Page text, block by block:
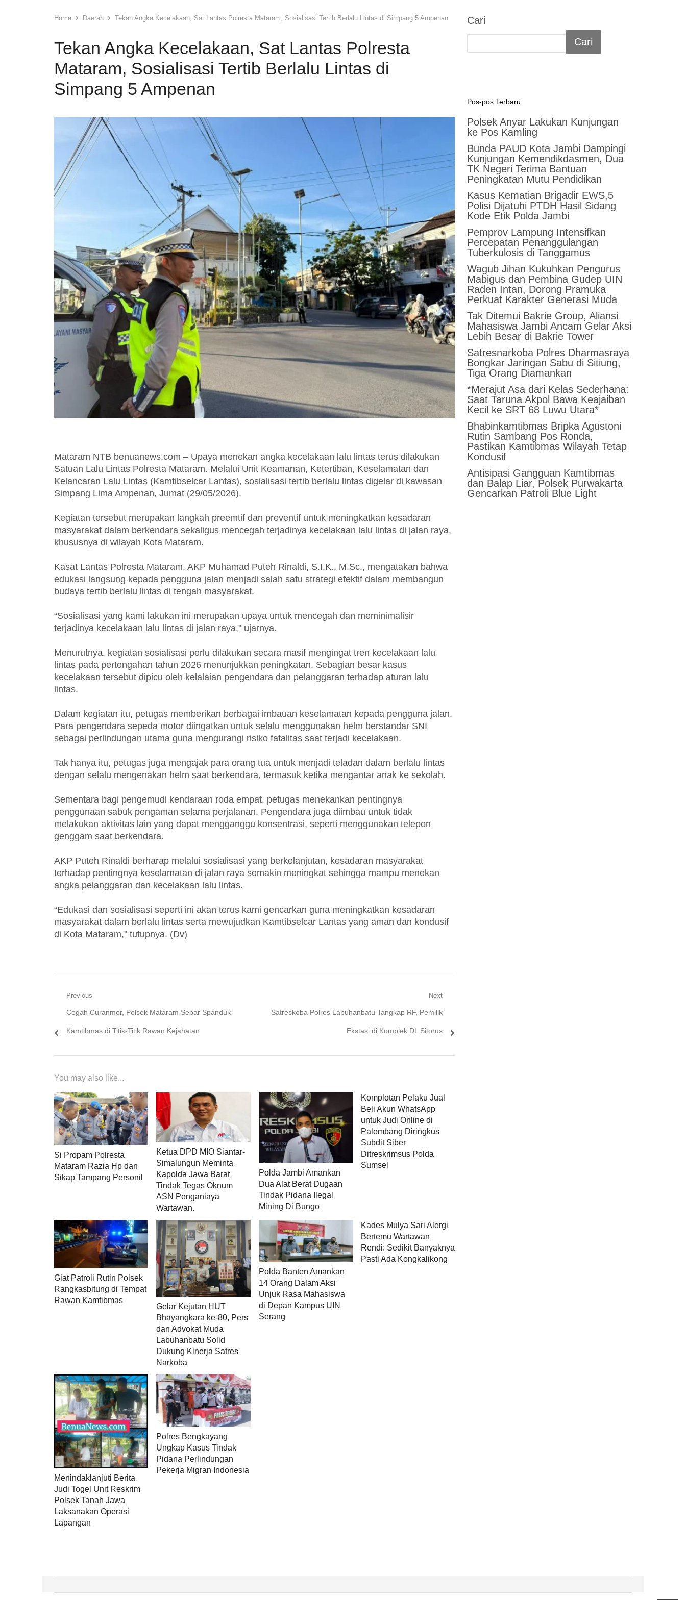
Home Daerah Tekan Angka Kecelakaan, Sat Lantas Polresta Mataram, Sosialisasi Tertib Berlalu Lintas di Simpang 5 Ampenan
Tekan Angka Kecelakaan, Sat Lantas Polresta
Mataram, Sosialisasi Tertib Berlalu Lintas di
Simpang 5 Ampenan
Mataram NTB benuanews.com – Upaya menekan angka kecelakaan lalu lintas terus dilakukan
Satuan Lalu Lintas Polresta Mataram. Melalui Unit Keamanan, Ketertiban, Keselamatan dan
Kelancaran Lalu Lintas (Kamtibselcar Lantas), sosialisasi tertib berlalu lintas digelar di kawasan
Simpang Lima Ampenan, Jumat (29/05/2026).
Kegiatan tersebut merupakan langkah preemtif dan preventif untuk meningkatkan kesadaran
masyarakat dalam berkendara sekaligus mencegah terjadinya kecelakaan lalu lintas di jalan raya,
khususnya di wilayah Kota Mataram.
Kasat Lantas Polresta Mataram, AKP Muhamad Puteh Rinaldi, S.I.K., M.Sc., mengatakan bahwa
edukasi langsung kepada pengguna jalan menjadi salah satu strategi efektif dalam membangun
budaya tertib berlalu lintas di tengah masyarakat.
“Sosialisasi yang kami lakukan ini merupakan upaya untuk mencegah dan meminimalisir
terjadinya kecelakaan lalu lintas di jalan raya,” ujarnya.
Menurutnya, kegiatan sosialisasi perlu dilakukan secara masif mengingat tren kecelakaan lalu
lintas pada pertengahan tahun 2026 menunjukkan peningkatan. Sebagian besar kasus
kecelakaan tersebut dipicu oleh kelalaian pengendara dan pelanggaran terhadap aturan lalu
lintas.
Dalam kegiatan itu, petugas memberikan berbagai imbauan keselamatan kepada pengguna jalan.
Para pengendara sepeda motor diingatkan untuk selalu menggunakan helm berstandar SNI
sebagai perlindungan utama guna mengurangi risiko fatalitas saat terjadi kecelakaan.
Tak hanya itu, petugas juga mengajak para orang tua untuk menjadi teladan dalam berlalu lintas
dengan selalu mengenakan helm saat berkendara, termasuk ketika mengantar anak ke sekolah.
Sementara bagi pengemudi kendaraan roda empat, petugas menekankan pentingnya
penggunaan sabuk pengaman selama perjalanan. Pengendara juga diimbau untuk tidak
melakukan aktivitas lain yang dapat mengganggu konsentrasi, seperti menggunakan telepon
genggam saat berkendara.
AKP Puteh Rinaldi berharap melalui sosialisasi yang berkelanjutan, kesadaran masyarakat
terhadap pentingnya keselamatan di jalan raya semakin meningkat sehingga mampu menekan
angka pelanggaran dan kecelakaan lalu lintas.
“Edukasi dan sosialisasi seperti ini akan terus kami gencarkan guna meningkatkan kesadaran
masyarakat dalam berlalu lintas serta mewujudkan Kamtibselcar Lantas yang aman dan kondusif
di Kota Mataram,” tutupnya. (Dv)
Navigasi
pos
Previous
Previous
post:
Cegah Curanmor, Polsek Mataram Sebar Spanduk
Kamtibmas di Titik-Titik Rawan Kejahatan
Next
Next
Satreskoba Polres Labuhanbatu Tangkap RF, Pemilik
Ekstasi di Komplek DL Sitorus
You may also like...
Si Propam Polresta
Mataram Razia Hp dan
Sikap Tampang Personil
Ketua DPD MIO Siantar-
Simalungun Meminta
Kapolda Jawa Barat
Tindak Tegas Oknum
ASN Penganiaya
Wartawan.
Polda Jambi Amankan
Dua Alat Berat Dugaan
Tindak Pidana Ilegal
Mining Di Bungo
Komplotan Pelaku Jual
Beli Akun WhatsApp
untuk Judi Online di
Palembang Diringkus
Subdit Siber
Ditreskrimsus Polda
Sumsel
Giat Patroli Rutin Polsek
Rangkasbitung di Tempat
Rawan Kamtibmas
Gelar Kejutan HUT
Bhayangkara ke-80, Pers
dan Advokat Muda
Labuhanbatu Solid
Dukung Kinerja Satres
Narkoba
Polda Banten Amankan
14 Orang Dalam Aksi
Unjuk Rasa Mahasiswa
di Depan Kampus UIN
Serang
Kades Mulya Sari Alergi
Bertemu Wartawan
Rendi: Sedikit Banyaknya
Pasti Ada Kongkalikong
Menindaklanjuti Berita
Judi Togel Unit Reskrim
Polsek Tanah Jawa
Laksanakan Operasi
Lapangan
Polres Bengkayang
Ungkap Kasus Tindak
Pidana Perlindungan
Pekerja Migran Indonesia
Cari
Cari
Pos-pos Terbaru
Polsek Anyar Lakukan Kunjungan
ke Pos Kamling
Bunda PAUD Kota Jambi Dampingi
Kunjungan Kemendikdasmen, Dua
TK Negeri Terima Bantuan
Peningkatan Mutu Pendidikan
Kasus Kematian Brigadir EWS,5
Polisi Dijatuhi PTDH Hasil Sidang
Kode Etik Polda Jambi
Pemprov Lampung Intensifkan
Percepatan Penanggulangan
Tuberkulosis di Tanggamus
Wagub Jihan Kukuhkan Pengurus
Mabigus dan Pembina Gudep UIN
Raden Intan, Dorong Pramuka
Perkuat Karakter Generasi Muda
Tak Ditemui Bakrie Group, Aliansi
Mahasiswa Jambi Ancam Gelar Aksi
Lebih Besar di Bakrie Tower
Satresnarkoba Polres Dharmasraya
Bongkar Jaringan Sabu di Sitiung,
Tiga Orang Diamankan
*Merajut Asa dari Kelas Sederhana:
Saat Taruna Akpol Bawa Keajaiban
Kecil ke SRT 68 Luwu Utara*
Bhabinkamtibmas Bripka Agustoni
Rutin Sambang Pos Ronda,
Pastikan Kamtibmas Wilayah Tetap
Kondusif
Antisipasi Gangguan Kamtibmas
dan Balap Liar, Polsek Purwakarta
Gencarkan Patroli Blue Light